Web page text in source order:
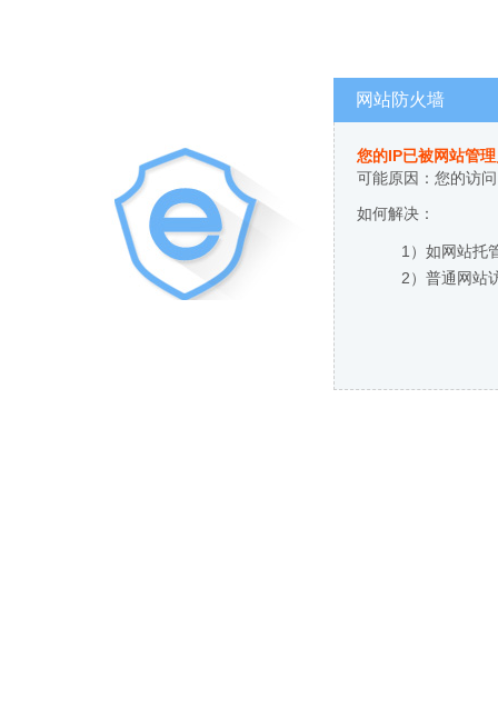
网站防火墙
您的IP已被网站管
可能原因：您的访
如何解决：
1）如网站托
2）普通网站